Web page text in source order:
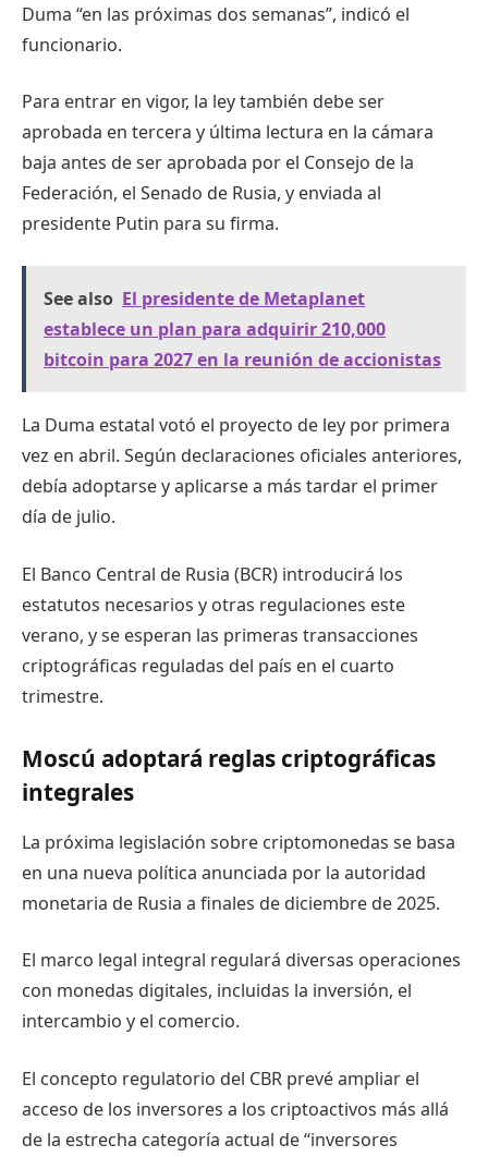
Duma “en las próximas dos semanas”, indicó el
funcionario.
Para entrar en vigor, la ley también debe ser
aprobada en tercera y última lectura en la cámara
baja antes de ser aprobada por el Consejo de la
Federación, el Senado de Rusia, y enviada al
presidente Putin para su firma.
See also El presidente de Metaplanet
establece un plan para adquirir 210,000
bitcoin para 2027 en la reunión de accionistas
La Duma estatal votó el proyecto de ley por primera
vez en abril. Según declaraciones oficiales anteriores,
debía adoptarse y aplicarse a más tardar el primer
día de julio.
El Banco Central de Rusia (BCR) introducirá los
estatutos necesarios y otras regulaciones este
verano, y se esperan las primeras transacciones
criptográficas reguladas del país en el cuarto
trimestre.
Moscú adoptará reglas criptográficas
integrales
La próxima legislación sobre criptomonedas se basa
en una nueva política anunciada por la autoridad
monetaria de Rusia a finales de diciembre de 2025.
El marco legal integral regulará diversas operaciones
con monedas digitales, incluidas la inversión, el
intercambio y el comercio.
El concepto regulatorio del CBR prevé ampliar el
acceso de los inversores a los criptoactivos más allá
de la estrecha categoría actual de “inversores